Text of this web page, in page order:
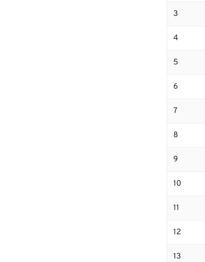
3
4
5
6
7
8
9
10
11
12
13